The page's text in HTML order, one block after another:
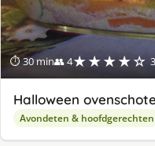
⏱ 30 min👥 4★★★★☆
Halloween
Avondeten & hoofdgerechten